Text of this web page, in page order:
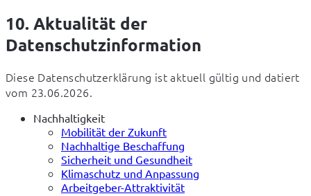
10. Aktualität der
Datenschutzinformation
Diese Datenschutzerklärung ist aktuell gültig und datiert
vom 23.06.2026.
Nachhaltigkeit
Mobilität der Zukunft
Nachhaltige Beschaffung
Sicherheit und Gesundheit
Klimaschutz und Anpassung
Arbeitgeber-Attraktivität